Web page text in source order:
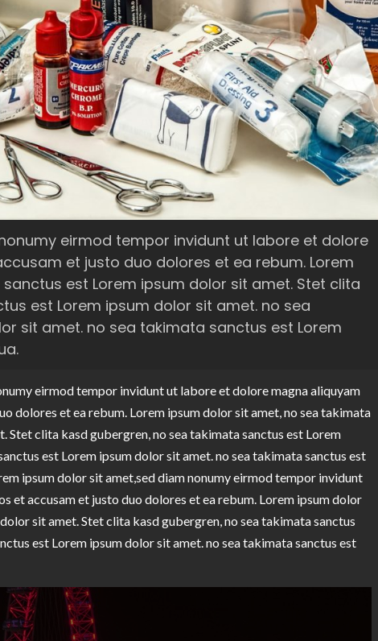
eirmod tempor invidunt ut labore et dolore
et justo duo dolores et ea rebum. Lorem
est Lorem ipsum dolor sit amet. Stet clita
est Lorem ipsum dolor sit amet. no sea
sit amet. no sea takimata sanctus est Lorem
eirmod tempor invidunt ut labore et dolore magna aliquyam
dolores et ea rebum. Lorem ipsum dolor sit amet, no sea takimata
Stet clita kasd gubergren, no sea takimata sanctus est Lorem
est Lorem ipsum dolor sit amet. no sea takimata sanctus est
ipsum dolor sit amet,sed diam nonumy eirmod tempor invidunt
et accusam et justo duo dolores et ea rebum. Lorem ipsum dolor
sit amet. Stet clita kasd gubergren, no sea takimata sanctus
est Lorem ipsum dolor sit amet. no sea takimata sanctus est